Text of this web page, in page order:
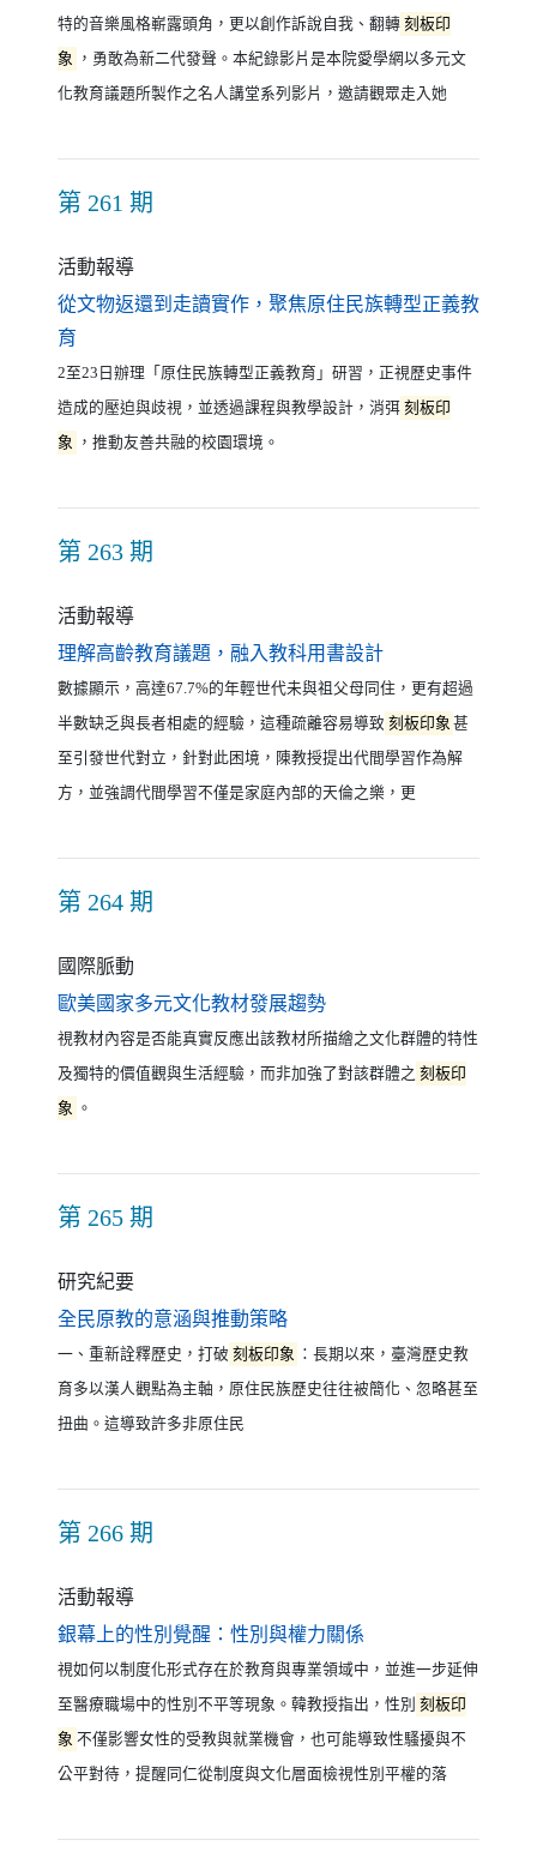
特的音樂風格嶄露頭角，更以創作訴說自我、翻轉 刻板印
象 ，勇敢為新二代發聲。本紀錄影片是本院愛學網以多元文
化教育議題所製作之名人講堂系列影片，邀請觀眾走入她
第 261 期
活動報導
從文物返還到走讀實作，聚焦原住民族轉型正義教
育
2至23日辦理「原住民族轉型正義教育」研習，正視歷史事件
造成的壓迫與歧視，並透過課程與教學設計，消弭 刻板印
象 ，推動友善共融的校園環境。
第 263 期
活動報導
理解高齡教育議題，融入教科用書設計（另開新視窗）
數據顯示，高達67.7%的年輕世代未與祖父母同住，更有超過
半數缺乏與長者相處的經驗，這種疏離容易導致 刻板印象 甚
至引發世代對立，針對此困境，陳教授提出代間學習作為解
方，並強調代間學習不僅是家庭內部的天倫之樂，更
第 264 期
國際脈動
歐美國家多元文化教材發展趨勢（另開新視窗）
視教材內容是否能真實反應出該教材所描繪之文化群體的特性
及獨特的價值觀與生活經驗，而非加強了對該群體之 刻板印
象 。
第 265 期
研究紀要
全民原教的意涵與推動策略（另開新視窗）
一、重新詮釋歷史，打破 刻板印象 ：長期以來，臺灣歷史教
育多以漢人觀點為主軸，原住民族歷史往往被簡化、忽略甚至
扭曲。這導致許多非原住民
第 266 期
活動報導
銀幕上的性別覺醒：性別與權力關係
視如何以制度化形式存在於教育與專業領域中，並進一步延伸
至醫療職場中的性別不平等現象。韓教授指出，性別 刻板印
象 不僅影響女性的受教與就業機會，也可能導致性騷擾與不
公平對待，提醒同仁從制度與文化層面檢視性別平權的落